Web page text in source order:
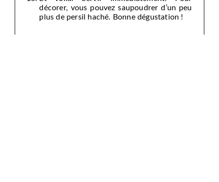
décorer, vous pouvez saupoudrer d’un peu
plus de persil haché. Bonne dégustation !